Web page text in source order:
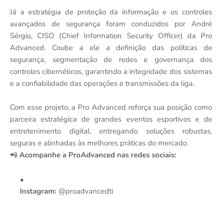
Já a estratégia de proteção da informação e os controles
avançados de segurança foram conduzidos por André
Sérgio, CISO (Chief Information Security Officer) da Pro
Advanced. Coube a ele a definição das políticas de
segurança, segmentação de redes e governança dos
controles cibernéticos, garantindo a integridade dos sistemas
e a confiabilidade das operações e transmissões da liga.
Com esse projeto, a Pro Advanced reforça sua posição como
parceira estratégica de grandes eventos esportivos e de
entretenimento digital, entregando soluções robustas,
seguras e alinhadas às melhores práticas do mercado.
📲 Acompanhe a ProAdvanced nas redes sociais:
Instagram: @proadvancedti